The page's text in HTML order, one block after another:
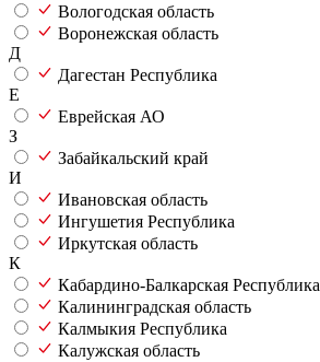
Вологодская область
Воронежская область
Д
Дагестан Республика
Е
Еврейская АО
З
Забайкальский край
И
Ивановская область
Ингушетия Республика
Иркутская область
К
Кабардино-Балкарская Республика
Калининградская область
Калмыкия Республика
Калужская область